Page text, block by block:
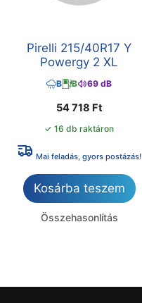
Pirelli 215/40R17 Y
Powergy 2 XL
B B 69 dB
54 718 Ft
✓ 16 db raktáron
Mai feladás, gyors postázás!
Kosárba teszem
Összehasonlítás